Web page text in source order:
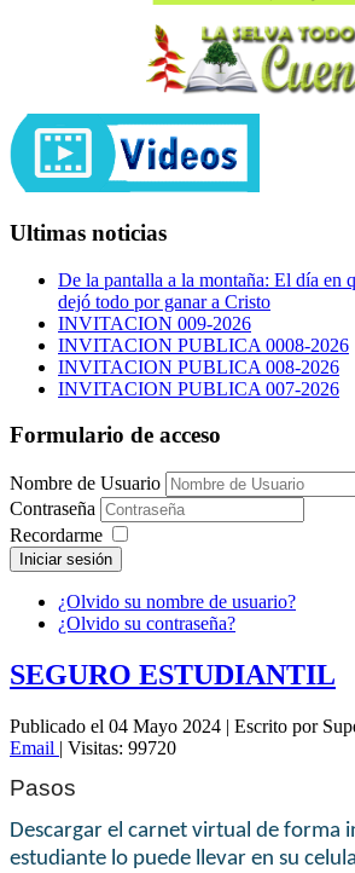
Ultimas noticias
De la pantalla a la montaña: El día en
dejó todo por ganar a Cristo
INVITACION 009-2026
INVITACION PUBLICA 0008-2026
INVITACION PUBLICA 008-2026
INVITACION PUBLICA 007-2026
Formulario de acceso
Nombre de Usuario
Contraseña
Recordarme
Iniciar sesión
¿Olvido su nombre de usuario?
¿Olvido su contraseña?
SEGURO ESTUDIANTIL
Publicado el 04 Mayo 2024 | Escrito por
Email | Visitas: 99720
Pasos
Descargar el carnet virtual de forma
estudiante lo puede llevar en su